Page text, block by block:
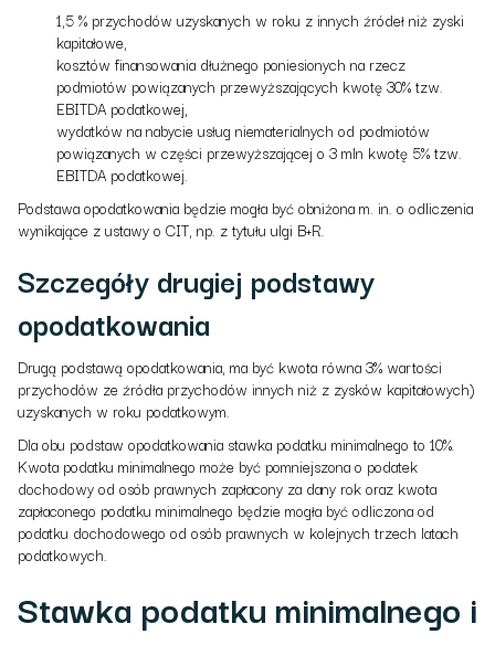
1,5 % przychodów uzyskanych w roku z innych źródeł niż zyski
kapitałowe,
kosztów finansowania dłużnego poniesionych na rzecz
podmiotów powiązanych przewyższających kwotę 30% tzw.
EBITDA podatkowej,
wydatków na nabycie usług niematerialnych od podmiotów
powiązanych w części przewyższającej o 3 mln kwotę 5% tzw.
EBITDA podatkowej.
Podstawa opodatkowania będzie mogła być obniżona m. in. o odliczenia
wynikające z ustawy o CIT, np. z tytułu ulgi B+R.
Szczegóły drugiej podstawy
opodatkowania
Drugą podstawą opodatkowania, ma być kwota równa 3% wartości
przychodów ze źródła przychodów innych niż z zysków kapitałowych)
uzyskanych w roku podatkowym.
Dla obu podstaw opodatkowania stawka podatku minimalnego to 10%.
Kwota podatku minimalnego może być pomniejszona o podatek
dochodowy od osób prawnych zapłacony za dany rok oraz kwota
zapłaconego podatku minimalnego będzie mogła być odliczona od
podatku dochodowego od osób prawnych w kolejnych trzech latach
podatkowych.
Stawka podatku minimalnego i